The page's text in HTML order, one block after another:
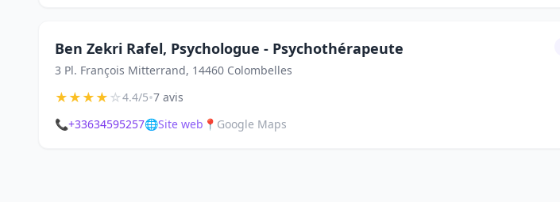
Ben Zekri Rafel, Psychologue - Psychothérapeute
3 Pl. François Mitterrand, 14460 Colombelles
★★★★☆4.4/5•7 avis
📞+33634595257🌐Site web 📍 Google Maps